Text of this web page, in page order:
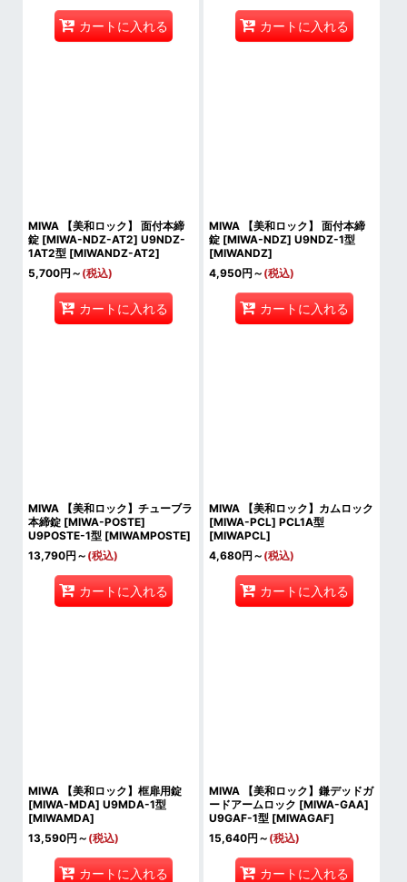
カートに入れる カートに入れる
MIWA 【美和ロック】 面付本締
錠 [MIWA-NDZ-AT2] U9NDZ-
1AT2型 [MIWANDZ-AT2]
5,700円 ～ (税込)
カートに入れる
MIWA 【美和ロック】 面付本締
錠 [MIWA-NDZ] U9NDZ-1型
[MIWANDZ]
4,950円 ～ (税込)
カートに入れる
MIWA 【美和ロック】チューブラ
本締錠 [MIWA-POSTE]
U9POSTE-1型 [MIWAMPOSTE]
13,790円 ～ (税込)
カートに入れる
MIWA 【美和ロック】カムロック
[MIWA-PCL] PCL1A型
[MIWAPCL]
4,680円 ～ (税込)
カートに入れる
MIWA 【美和ロック】框扉用錠
[MIWA-MDA] U9MDA-1型
[MIWAMDA]
13,590円 ～ (税込)
カートに入れる
MIWA 【美和ロック】鎌デッドガ
ードアームロック [MIWA-GAA]
U9GAF-1型 [MIWAGAF]
15,640円 ～ (税込)
カートに入れる